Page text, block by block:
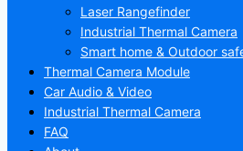
Laser Rangefinder
Industrial Thermal Camera
Smart home & Outdoor
Thermal Camera Module
Car Audio & Video
Industrial Thermal Camera
FAQ